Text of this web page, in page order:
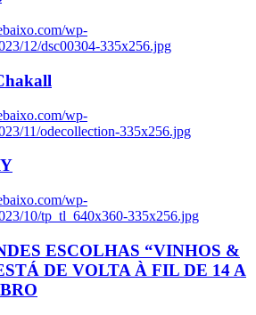
wp-
12/dsc00304-335x256.jpg
wp-
11/odecollection-335x256.jpg
wp-
10/tp_tl_640x360-335x256.jpg
ESCOLHAS “VINHOS &
DE VOLTA À FIL DE 14 A